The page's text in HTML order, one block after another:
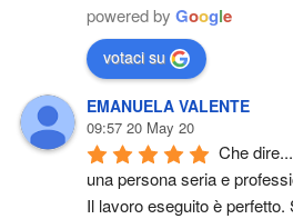
powered by Google
votaci su
EMANUELA VALENTE
09:57 20 May 20
Che
una persona seria e
Il lavoro eseguito è